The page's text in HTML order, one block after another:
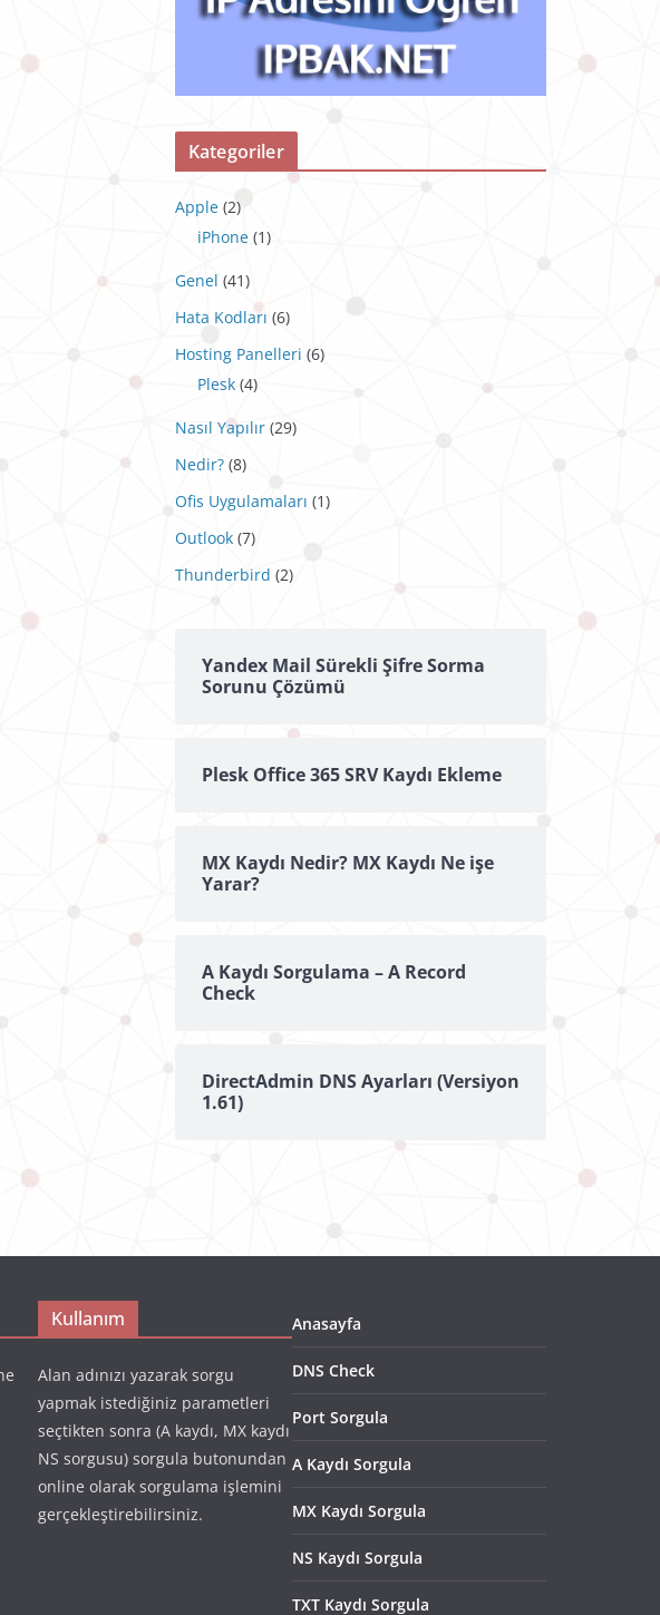
Kategoriler
Apple (2)
iPhone (1)
Genel (41)
Hata Kodları (6)
Hosting Panelleri (6)
Plesk (4)
Nasıl Yapılır (29)
Nedir? (8)
Ofis Uygulamaları (1)
Outlook (7)
Thunderbird (2)
Yandex Mail Sürekli Şifre Sorma
Sorunu Çözümü
Plesk Office 365 SRV Kaydı Ekleme
MX Kaydı Nedir? MX Kaydı Ne işe
Yarar?
A Kaydı Sorgulama – A Record
Check
DirectAdmin DNS Ayarları (Versiyon
1.61)
Kullanım
Alan adınızı yazarak sorgu
yapmak istediğiniz parametleri
seçtikten sonra (A kaydı, MX kaydı
NS sorgusu) sorgula butonundan
online olarak sorgulama işlemini
gerçekleştirebilirsiniz.
Anasayfa
DNS Check
Port Sorgula
A Kaydı Sorgula
MX Kaydı Sorgula
NS Kaydı Sorgula
TXT Kaydı Sorgula